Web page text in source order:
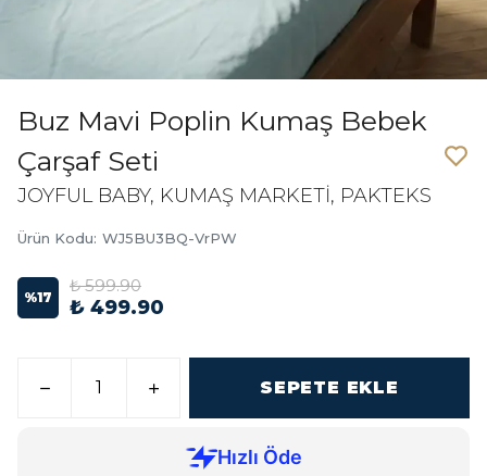
Buz Mavi Poplin Kumaş Bebek
Çarşaf Seti
JOYFUL BABY, KUMAŞ MARKETİ, PAKTEKS
Ürün Kodu: WJ5BU3BQ-VrPW
%17
₺ 599.90
₺ 499.90
SEPETE EKLE